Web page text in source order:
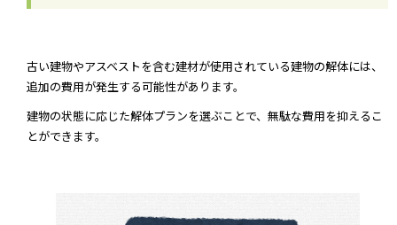
古い建物やアスベストを含む建材が使用されている建物の解体には、
追加の費用が発生する可能性があります。
建物の状態に応じた解体プランを選ぶことで、無駄な費用を抑えるこ
とができます。